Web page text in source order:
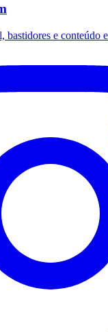
bastidores e conteúdo